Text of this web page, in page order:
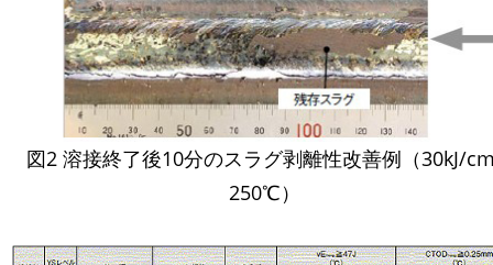
図2 溶接終了後10分のスラグ剥離性改善例（30kJ/
250℃）